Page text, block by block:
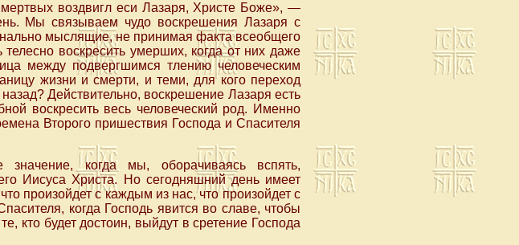
воздвигл еси Лазаря, Христе Боже», —
Мы связываем чудо воскрешения Лазаря с
мыслящие, не принимая факта всеобщего
воскресить умерших, когда от них даже
между подвергшимся тлению человеческим
жизни и смерти, и теми, для кого переход
Действительно, воскрешение Лазаря есть
воскресить весь человеческий род. Именно
Второго пришествия Господа и Спасителя
значение, когда мы, оборачиваясь вспять,
Иисуса Христа. Но сегодняшний день имеет
произойдет с каждым из нас, что произойдет с
когда Господь явится во славе, чтобы
кто будет достоин, выйдут в сретение Господа